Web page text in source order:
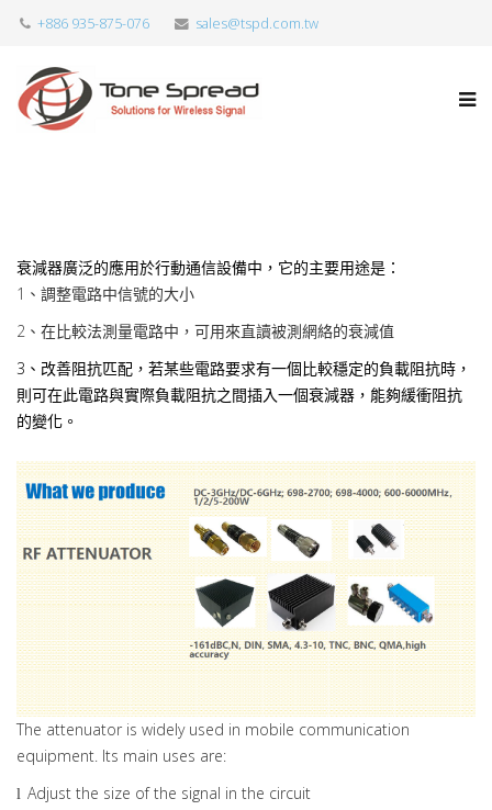
+886 935-875-076 sales@tspd.com.tw
衰減器廣泛的應用於行動通信設備中，它的主要用途是：
1、調整電路中信號的大小
2、在比較法測量電路中，可用來直讀被測網絡的衰減值
3、改善阻抗匹配，若某些電路要求有一個比較穩定的負載阻抗時，
則可在此電路與實際負載阻抗之間插入一個衰減器，能夠緩衝阻抗
的變化。
The attenuator is widely used in mobile communication
equipment. Its main uses are:
l Adjust the size of the signal in the circuit